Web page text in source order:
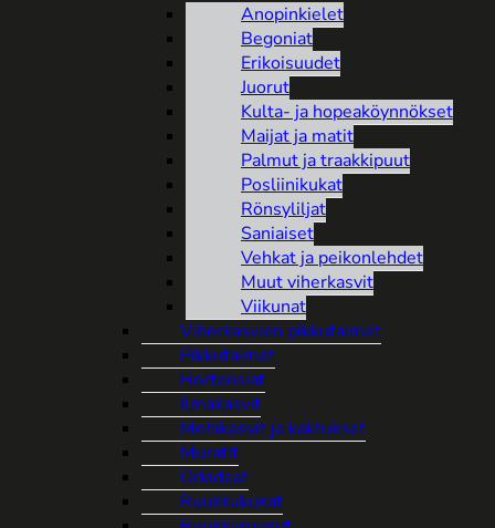
Anopinkielet
Begoniat
Erikoisuudet
Juorut
Kulta- ja hopeaköynnökset
Maijat ja matit
Palmut ja traakkipuut
Posliinikukat
Rönsyliljat
Saniaiset
Vehkat ja peikonlehdet
Muut viherkasvit
Viikunat
Viherkasvien pikkutaimet
Pikkutaimet
Hortensiat
Ilmakasvit
Mehikasvit ja kaktukset
Muratit
Orkideat
Ruukkukukat